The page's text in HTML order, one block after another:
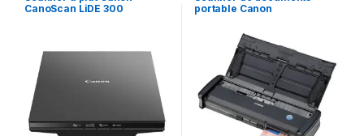
CanoScan LiDE 300
portable Canon